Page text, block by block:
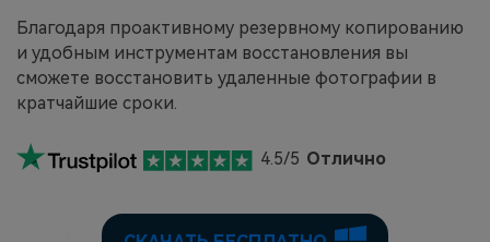
Благодаря проактивному резервному копированию
и удобным инструментам восстановления вы
сможете восстановить удаленные фотографии в
кратчайшие сроки.
4.5/5 Отлично